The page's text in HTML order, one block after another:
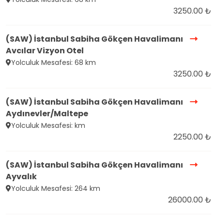
3250.00 ₺
(SAW) İstanbul Sabiha Gökçen Havalimanı
Avcılar Vizyon Otel
Yolculuk Mesafesi: 68 km
3250.00 ₺
(SAW) İstanbul Sabiha Gökçen Havalimanı
Aydınevler/Maltepe
Yolculuk Mesafesi: km
2250.00 ₺
(SAW) İstanbul Sabiha Gökçen Havalimanı
Ayvalık
Yolculuk Mesafesi: 264 km
26000.00 ₺